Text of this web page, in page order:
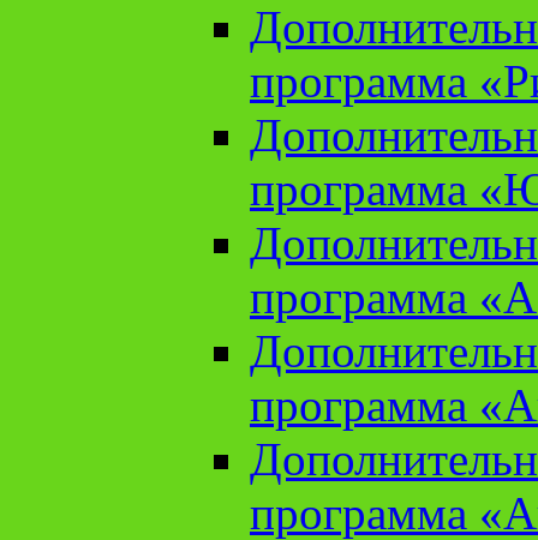
программа
программа
программа
программа
программа